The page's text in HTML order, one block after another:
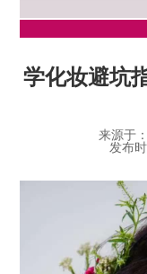
学化妆避坑
来源于
发布